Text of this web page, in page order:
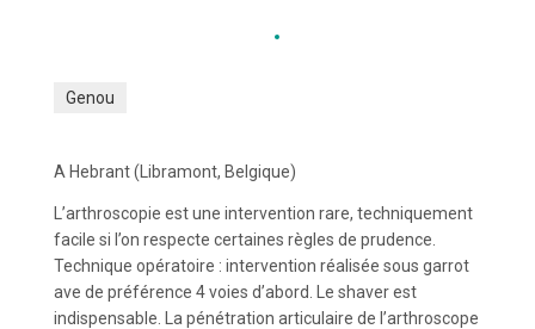
Genou
A Hebrant (Libramont, Belgique)
L’arthroscopie est une intervention rare, techniquement
facile si l’on respecte certaines règles de prudence.
Technique opératoire : intervention réalisée sous garrot
ave de préférence 4 voies d’abord. Le shaver est
indispensable. La pénétration articulaire de l’arthroscope